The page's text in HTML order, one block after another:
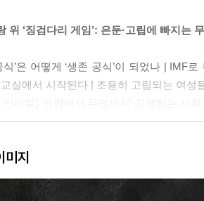
위 ‘징검다리 게임’: 은둔·고립에 빠지는
식’은 어떻게 ‘생존 공식’이 되었나 | IMF
실에서 시작된다 | 조용히 고립되는 여성
박 사이의 가족 | 은둔청년은 어떻게 은
인터뷰] 우리는 태어나서 죽을 때까지 의
미지